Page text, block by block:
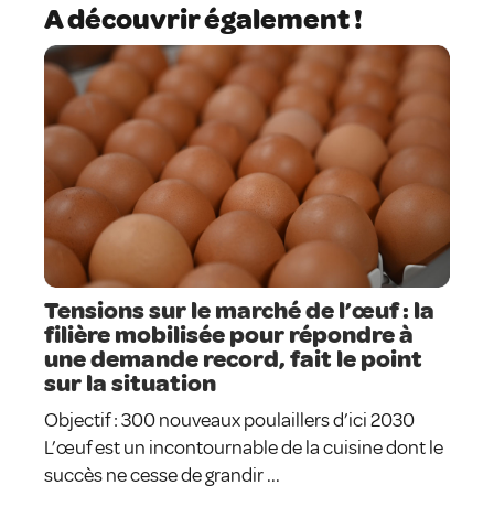
A découvrir également !
Tensions sur le marché de l’œuf : la
filière mobilisée pour répondre à
une demande record, fait le point
sur la situation
Objectif : 300 nouveaux poulaillers d’ici 2030
L’œuf est un incontournable de la cuisine dont le
succès ne cesse de grandir ...